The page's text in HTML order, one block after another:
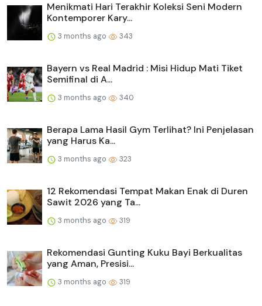
Menikmati Hari Terakhir Koleksi Seni Modern
Kontemporer Kary...
3 months ago 343
Bayern vs Real Madrid : Misi Hidup Mati Tiket
Semifinal di A...
3 months ago 340
Berapa Lama Hasil Gym Terlihat? Ini Penjelasan
yang Harus Ka...
3 months ago 323
12 Rekomendasi Tempat Makan Enak di Duren
Sawit 2026 yang Ta...
3 months ago 319
Rekomendasi Gunting Kuku Bayi Berkualitas
yang Aman, Presisi...
3 months ago 319